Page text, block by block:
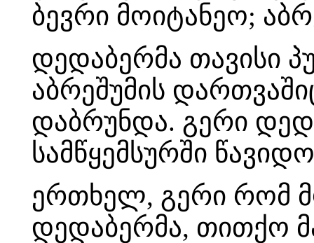
ბევრი მოიტანეო;
დედაბერმა თავისი
აბრეშუმის
დაბრუნდა. გერი
სამწყემსურში
ერთხელ, გერი რომ
დედაბერმა, თითქო